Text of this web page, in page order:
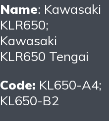
Name: Kawasaki
KLR650;
Kawasaki
KLR650 Tengai
Code: KL650-A4;
KL650-B2